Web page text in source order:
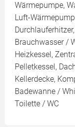
Wärmepumpe,
Luft-
Brauchwasser /
Heizkessel,
Pelletkessel,
Kellerdecke,
Badewanne /
Toilette / WC